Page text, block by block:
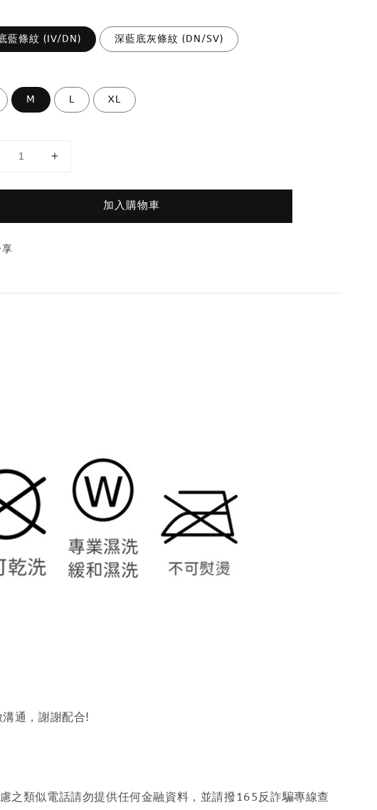
藍條紋 (IV/DN) 深藍底灰條紋 (DN/SV)
M L XL
加入購物車
通，謝謝配合!
之類似電話請勿提供任何金融資料，並請撥165反詐騙專線查